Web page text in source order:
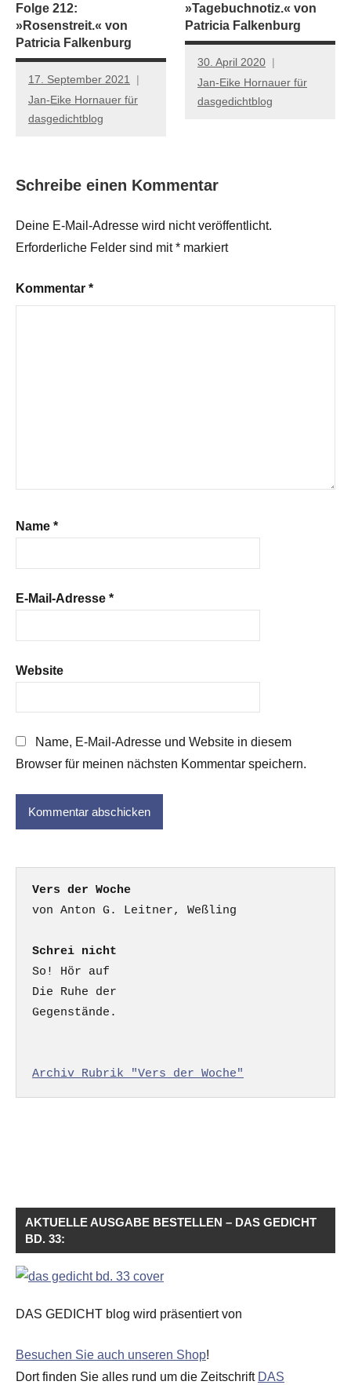
Folge 212:
»Rosenstreit.« von
Patricia Falkenburg
17. September 2021
Jan-Eike Hornauer für
dasgedichtblog
»Tagebuchnotiz.« von
Patricia Falkenburg
30. April 2020
Jan-Eike Hornauer für
dasgedichtblog
Schreibe einen Kommentar
Deine E-Mail-Adresse wird nicht veröffentlicht.
Erforderliche Felder sind mit* markiert
Kommentar *
Name *
E-Mail-Adresse *
Website
Name, E-Mail-Adresse und Website in diesem
Browser für meinen nächsten Kommentar speichern.
Vers der Woche
Schrei nicht
So! Hör auf
Die Ruhe der
Gegenstände.
Archiv Rubrik "Vers der Woche"
AKTUELLE AUSGABE BESTELLEN – DAS GEDICHT
BD. 33:
DAS GEDICHT blog wird präsentiert von
Besuchen Sie auch unseren Shop!
Dort finden Sie alles rund um die Zeitschrift DAS